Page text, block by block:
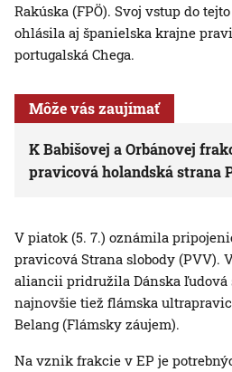
Rakúska (FPÖ). Svoj vstup do
ohlásila aj španielska krajne
portugalská Chega.
Môže vás zaujímať
K Babišovej a Orbánovej
pravicová holandská strana
V piatok (5. 7.) oznámila
pravicová Strana slobody (PVV).
aliancii pridružila Dánska ľudová
najnovšie tiež flámska
Belang (Flámsky záujem).
Na vznik frakcie v EP je